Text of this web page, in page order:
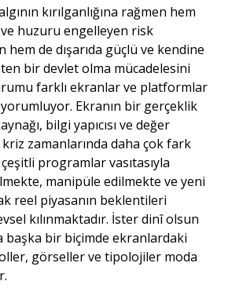
Söyleşi
Yazı Dizisi
Portre
Yazarlar
Eğitim
kırılganlığına rağmen hem
huzuru engelleyen risk
de dışarıda güçlü ve kendine
bir devlet olma mücadelesini
farklı ekranlar ve platformlar
Ekranın bir gerçeklik
bilgi yapıcısı ve değer
zamanlarında daha çok fark
programlar vasıtasıyla
manipüle edilmekte ve yeni
reel piyasanın beklentileri
kılınmaktadır. İster dinî olsun
başka bir biçimde ekranlardaki
görseller ve tipolojiler moda